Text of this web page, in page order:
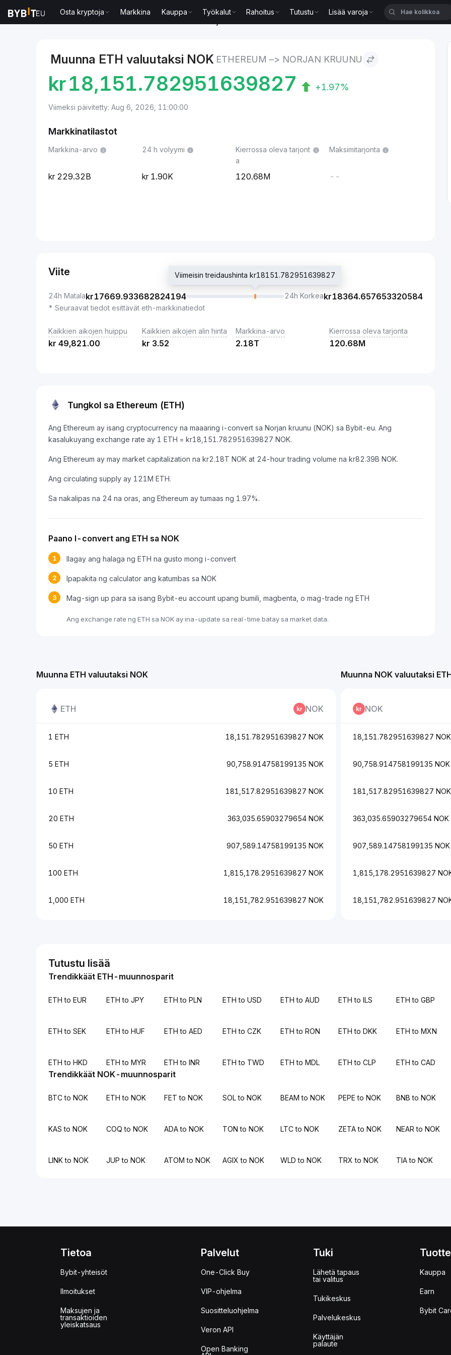
Osta kryptoja Markkina Kauppa Työkalut Rahoitus Tutustu
Lisää varoja
Muunna ETH valuutaksi NOK ETHEREUM –> NORJAN KRUUNU
kr18,151.782951639827 +1.97%
Viimeksi päivitetty: Aug 6, 2026, 11:00:00
Markkinatilastot
Markkina-arvo
229.32B
24 h volyymi
1.90K
Kierrossa oleva tarjont
a
120.68M
Maksimitarjonta
--
Viite
24h Matalakr17669.933682824194
Viimeisin treidaushinta kr18151.782951639827
24h Korkeakr18364.657653320584
* Seuraavat tiedot esittävät eth-markkinatiedot
Kaikkien aikojen huippu
kr 49,821.00
Kaikkien aikojen alin hinta
kr 3.52
Markkina-arvo
2.18T
Kierrossa oleva tarjonta
120.68M
Tungkol sa Ethereum (ETH)
Ang Ethereum ay isang cryptocurrency na maaaring i-convert sa Norjan kruunu (NOK) sa Bybit-eu. Ang
kasalukuyang exchange rate ay 1 ETH = kr18,151.782951639827 NOK.
Ang Ethereum ay may market capitalization na kr2.18T NOK at 24-hour trading volume na kr82.39B NOK.
Ang circulating supply ay 121M ETH.
Sa nakalipas na 24 na oras, ang Ethereum ay tumaas ng 1.97%.
Paano I-convert ang ETH sa NOK
1 Ilagay ang halaga ng ETH na gusto mong i-convert
2 Ipapakita ng calculator ang katumbas sa NOK
3 Mag-sign up para sa isang Bybit-eu account upang bumili, magbenta, o mag-trade ng ETH
Ang exchange rate ng ETH sa NOK ay ina-update sa real-time batay sa market data.
Muunna ETH valuutaksi NOK
ETH NOK
1 ETH 18,151.782951639827 NOK
5 ETH 90,758.914758199135 NOK
10 ETH 181,517.82951639827 NOK
20 ETH 363,035.65903279654 NOK
50 ETH 907,589.14758199135 NOK
100 ETH 1,815,178.2951639827 NOK
1,000 ETH 18,151,782.951639827 NOK
Muunna NOK valuutaksi
NOK
18,151.782951639827 NOK
90,758.914758199135 NOK
181,517.82951639827 NOK
363,035.65903279654 NOK
907,589.14758199135 NOK
1,815,178.2951639827
18,151,782.951639827
Tutustu lisää
Trendikkäät ETH-muunnosparit
ETH to EUR ETH to JPY ETH to PLN ETH to USD ETH to AUD ETH to ILS ETH to GBP
ETH to SEK ETH to HUF ETH to AED ETH to CZK ETH to RON ETH to DKK ETH to MXN
ETH to HKD ETH to MYR ETH to INR ETH to TWD ETH to MDL ETH to CLP ETH to CAD
Trendikkäät NOK-muunnosparit
BTC to NOK ETH to NOK FET to NOK SOL to NOK BEAM to NOK PEPE to NOK BNB to NOK
KAS to NOK COQ to NOK ADA to NOK TON to NOK LTC to NOK ZETA to NOK NEAR to NOK
LINK to NOK JUP to NOK ATOM to NOK AGIX to NOK WLD to NOK TRX to NOK TIA to NOK
Tietoa
Bybit-yhteisöt
Ilmoitukset
Maksujen ja
transaktioiden
yleiskatsaus
Palvelut
One-Click Buy
VIP-ohjelma
Suositteluohjelma
Veron API
Open Banking
Tuki
Lähetä tapaus
tai valitus
Tukikeskus
Palvelukeskus
Käyttäjän
palaute
Kauppa
Earn
Bybit